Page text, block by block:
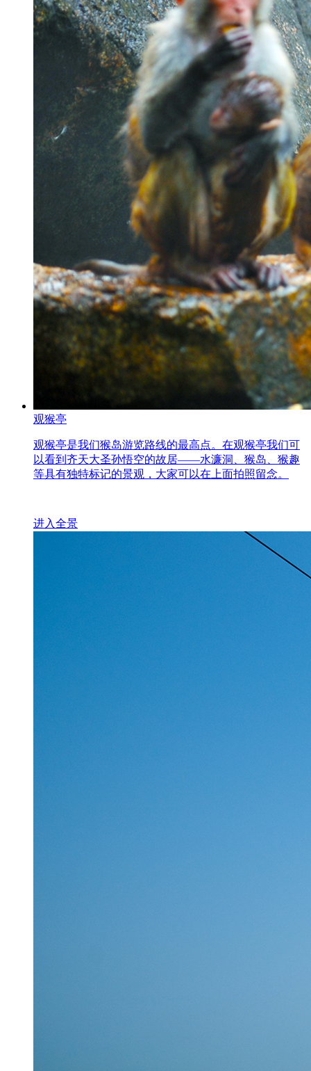
观猴亭
观猴亭是我们猴岛游览路线的最高点。在观猴亭我们可
以看到齐天大圣孙悟空的故居——水濂洞、猴岛、猴趣
等具有独特标记的景观，大家可以在上面拍照留念。
进入全景